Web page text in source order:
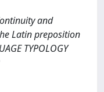
and
Latin preposition
TYPOLOGY